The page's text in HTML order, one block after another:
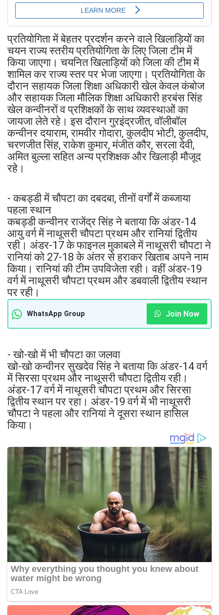
प्रतियोगिता में बेहतर प्रदर्शन करने वाले खिलाड़ियों का
चयन राज्य स्तरीय प्रतियोगिता के लिए जिला टीम में
किया जाएगा। चयनित खिलाड़ियों को जिला की टीम में
शामिल कर राज्य स्तर पर भेजा जाएगा। प्रतियोगिता के
दौरान सहायक जिला शिक्षा अधिकारी खेल केवल कंबोज
और सहायक जिला मौलिक शिक्षा अधिकारी हरबंस सिंह
खेल कन्वीनरों व प्रशिक्षकों के साथ व्यवस्थाओं का
जायजा लेते रहे। इस दौरान गुरइंद्रजीत, वॉलीबॉल
कन्वीनर दयाराम, रामवीर गोदारा, कुलदीप भोटी, कुलदीप,
चरणजीत सिंह, राकेश कुमार, मंजीत कौर, सरला देवी,
अमित बुल्ला सहित अन्य प्रशिक्षक और खिलाड़ी मौजूद
रहे।
- कबड्डी में चौपटा का दबदबा, तीनों वर्गों में कब्जाया
पहला स्थान
कबड्डी कन्वीनर राजेंद्र सिंह ने बताया कि अंडर-14
आयु वर्ग में नाथूसरी चौपटा प्रथम और रानियां द्वितीय
रही। अंडर-17 के फाइनल मुकाबले में नाथूसरी चौपटा ने
रानियां को 27-18 के अंतर से हराकर खिताब अपने नाम
किया। रानियां की टीम उपविजेता रही। वहीं अंडर-19
वर्ग में नाथूसरी चौपटा प्रथम और डबवाली द्वितीय स्थान
पर रही।
WhatsApp Group Join Now
- खो-खो में भी चौपटा का जलवा
खो-खो कन्वीनर सुखदेव सिंह ने बताया कि अंडर-14 वर्ग
में सिरसा प्रथम और नाथूसरी चौपटा द्वितीय रही।
अंडर-17 वर्ग में नाथूसरी चौपटा प्रथम और सिरसा
द्वितीय स्थान पर रहा। अंडर-19 वर्ग में भी नाथूसरी
चौपटा ने पहला और रानियां ने दूसरा स्थान हासिल
किया।